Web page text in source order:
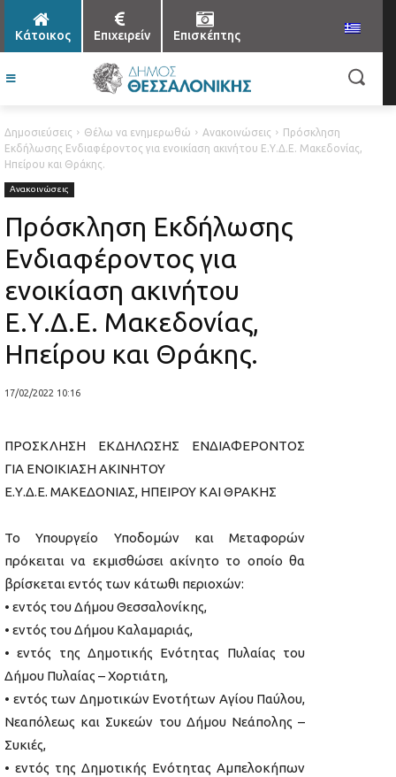
Κάτοικος Επιχειρείν Επισκέπτης
Δημοσιεύσεις Θέλω να ενημερωθώ Ανακοινώσεις
Πρόσκληση
Εκδήλωσης Ενδιαφέροντος για ενοικίαση ακινήτου Ε.Υ.Δ.Ε. Μακεδονίας,
Ηπείρου και Θράκης.
Ανακοινώσεις
Πρόσκληση Εκδήλωσης
Ενδιαφέροντος για
ενοικίαση ακινήτου
Ε.Υ.Δ.Ε. Μακεδονίας,
Ηπείρου και Θράκης.
17/02/2022 10:16
ΠΡΟΣΚΛΗΣΗ ΕΚΔΗΛΩΣΗΣ ΕΝΔΙΑΦΕΡΟΝΤΟΣ
ΓΙΑ ΕΝΟΙΚΙΑΣΗ ΑΚΙΝΗΤΟΥ
Ε.Υ.Δ.Ε. ΜΑΚΕΔΟΝΙΑΣ, ΗΠΕΙΡΟΥ ΚΑΙ ΘΡΑΚΗΣ
Το Υπουργείο Υποδομών και Μεταφορών
πρόκειται να εκμισθώσει ακίνητο το οποίο θα
βρίσκεται εντός των κάτωθι περιοχών:
• εντός του Δήμου Θεσσαλονίκης,
• εντός του Δήμου Καλαμαριάς,
• εντός της Δημοτικής Ενότητας Πυλαίας του
Δήμου Πυλαίας – Χορτιάτη,
• εντός των Δημοτικών Ενοτήτων Αγίου Παύλου,
Νεαπόλεως και Συκεών του Δήμου Νεάπολης –
Συκιές,
• εντός της Δημοτικής Ενότητας Αμπελοκήπων